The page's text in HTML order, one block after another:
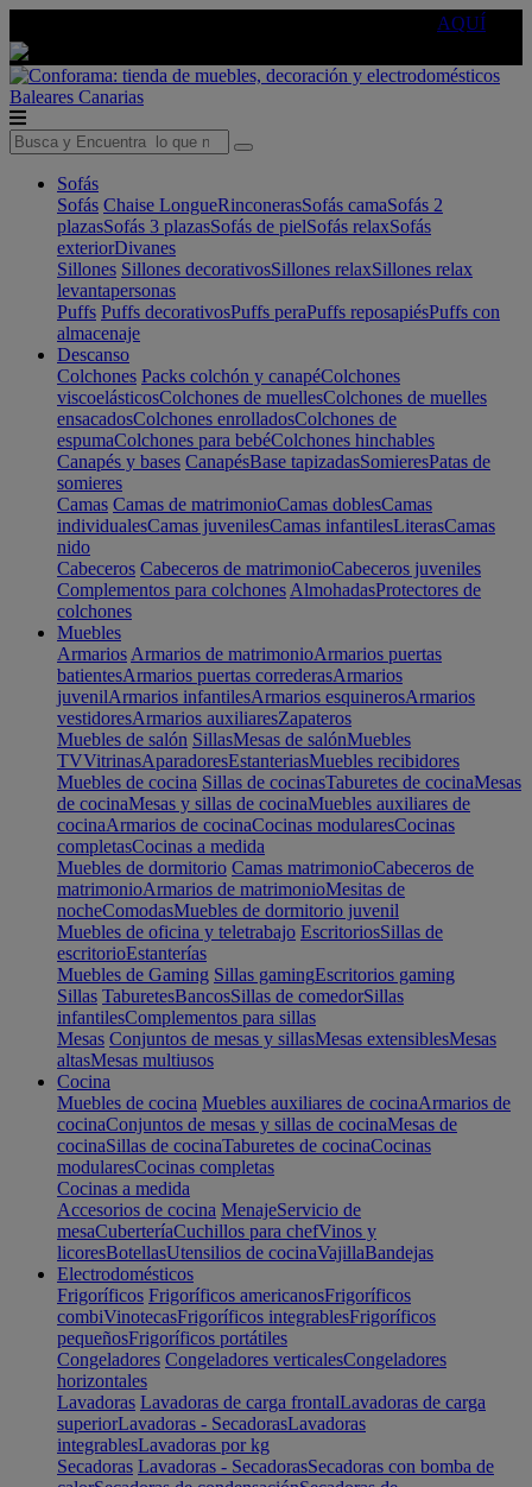
AQUÍ
Baleares Canarias
Sofás
Sofás Chaise LongueRinconerasSofás camaSofás 2
plazasSofás 3 plazasSofás de pielSofás relaxSofás
exteriorDivanes
Sillones Sillones decorativosSillones relaxSillones relax
levantapersonas
Puffs Puffs decorativosPuffs peraPuffs reposapiésPuffs con
almacenaje
Descanso
Colchones Packs colchón y canapéColchones
viscoelásticosColchones de muellesColchones de muelles
ensacadosColchones enrolladosColchones de
espumaColchones para bebéColchones hinchables
Canapés y bases CanapésBase tapizadasSomieresPatas de
somieres
Camas Camas de matrimonioCamas doblesCamas
individualesCamas juvenilesCamas infantilesLiterasCamas
nido
Cabeceros Cabeceros de matrimonioCabeceros juveniles
Complementos para colchones AlmohadasProtectores de
colchones
Muebles
Armarios Armarios de matrimonioArmarios puertas
batientesArmarios puertas correderasArmarios
juvenilArmarios infantilesArmarios esquinerosArmarios
vestidoresArmarios auxiliaresZapateros
Muebles de salón SillasMesas de salónMuebles
TVVitrinasAparadoresEstanteriasMuebles recibidores
Muebles de cocina Sillas de cocinasTaburetes de cocinaMesas
de cocinaMesas y sillas de cocinaMuebles auxiliares de
cocinaArmarios de cocinaCocinas modularesCocinas
completasCocinas a medida
Muebles de dormitorio Camas matrimonioCabeceros de
matrimonioArmarios de matrimonioMesitas de
nocheComodasMuebles de dormitorio juvenil
Muebles de oficina y teletrabajo EscritoriosSillas de
escritorioEstanterías
Muebles de Gaming Sillas gamingEscritorios gaming
Sillas TaburetesBancosSillas de comedorSillas
infantilesComplementos para sillas
Mesas Conjuntos de mesas y sillasMesas extensiblesMesas
altasMesas multiusos
Cocina
Muebles de cocina Muebles auxiliares de cocinaArmarios de
cocinaConjuntos de mesas y sillas de cocinaMesas de
cocinaSillas de cocinaTaburetes de cocinaCocinas
modularesCocinas completas
Cocinas a medida
Accesorios de cocina MenajeServicio de
mesaCuberteríaCuchillos para chefVinos y
licoresBotellasUtensilios de cocinaVajillaBandejas
Electrodomésticos
Frigoríficos Frigoríficos americanosFrigoríficos
combiVinotecasFrigoríficos integrablesFrigoríficos
pequeñosFrigoríficos portátiles
Congeladores Congeladores verticalesCongeladores
horizontales
Lavadoras Lavadoras de carga frontalLavadoras de carga
superiorLavadoras - SecadorasLavadoras
integrablesLavadoras por kg
Secadoras Lavadoras - SecadorasSecadoras con bomba de